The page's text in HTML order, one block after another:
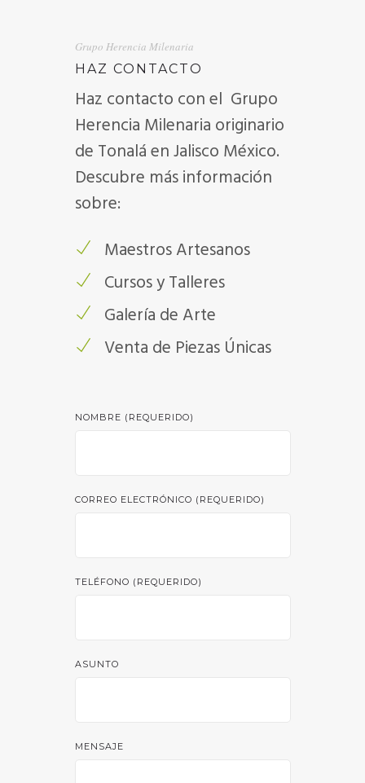
Grupo Herencia Milenaria
HAZ CONTACTO
Haz contacto con el Grupo
Herencia Milenaria originario
de Tonalá en Jalisco México.
Descubre más información
sobre:
Maestros Artesanos
Cursos y Talleres
Galería de Arte
Venta de Piezas Únicas
NOMBRE (REQUERIDO)
CORREO ELECTRÓNICO (REQUERIDO)
TELÉFONO (REQUERIDO)
ASUNTO
MENSAJE